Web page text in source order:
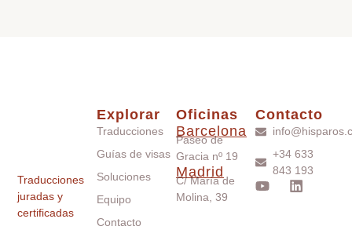
Traducciones
juradas y
certificadas
Explorar
Traducciones
Guías de visas
Soluciones
Equipo
Contacto
Oficinas
Barcelona
Paseo de
Gracia nº 19
Madrid
C/ María de
Molina, 39
Contacto
+34 633
843 193